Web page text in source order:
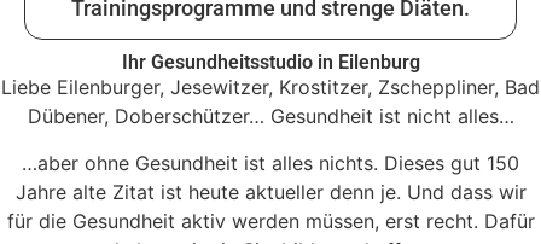
Trainingsprogramme und strenge Diäten.
Ihr Gesundheitsstudio in Eilenburg
Liebe Eilenburger, Jesewitzer, Krostitzer, Zscheppliner, Bad
Dübener, Doberschützer… Gesundheit ist nicht alles…
…aber ohne Gesundheit ist alles nichts. Dieses gut 150
Jahre alte Zitat ist heute aktueller denn je. Und dass wir
für die Gesundheit aktiv werden müssen, erst recht. Dafür